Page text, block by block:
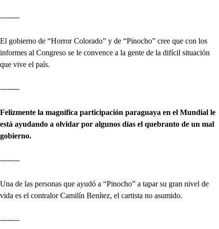
--------
El gobierno de “Horror Colorado” y de “Pinocho” cree que con los
informes al Congreso se le convence a la gente de la difícil situación
que vive el país.
--------
Felizmente la magnífica participación paraguaya en el Mundial le
está ayudando a olvidar por algunos días el quebranto de un mal
gobierno.
--------
Una de las personas que ayudó a “Pinocho” a tapar su gran nivel de
vida es el contralor Camilín Benítez, el cartista no asumido.
--------